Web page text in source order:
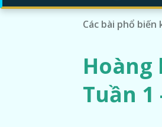
Các bài phổ biến
Hoàng
Tuần 1